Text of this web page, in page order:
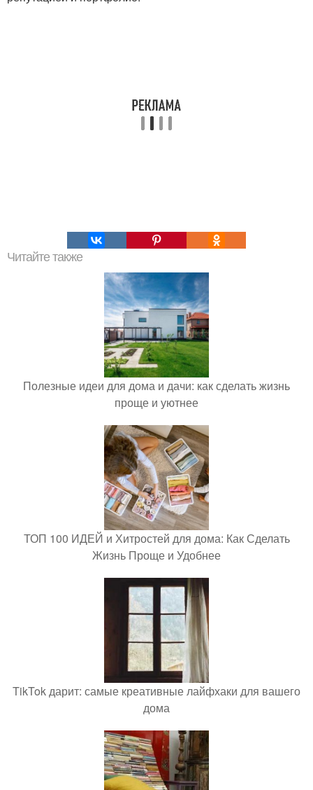
Читайте также
Полезные идеи для дома и дачи: как сделать жизнь
проще и уютнее
ТОП 100 ИДЕЙ и Хитростей для дома: Как Сделать
Жизнь Проще и Удобнее
TikTok дарит: самые креативные лайфхаки для вашего
дома